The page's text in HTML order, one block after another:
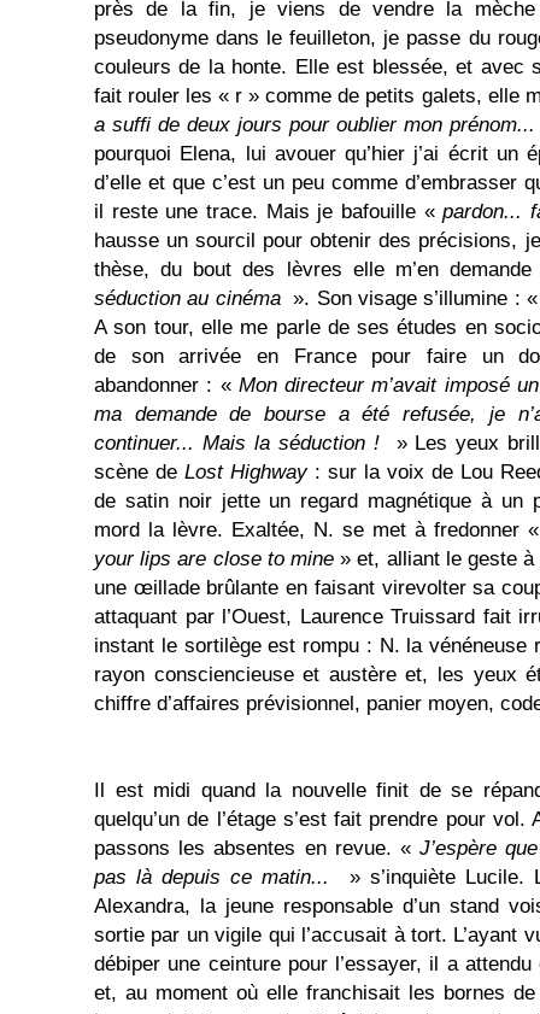
près de la fin, je viens de vendre la
pseudonyme dans le feuilleton, je passe du
couleurs de la honte. Elle est blessée, et avec
fait rouler les « r » comme de petits galets, elle
a suffi de deux jours pour oublier mon
pourquoi Elena, lui avouer qu’hier j’ai écrit un
d’elle et que c’est un peu comme d’embrasser
il reste une trace. Mais je bafouille «pardon...
hausse un sourcil pour obtenir des précisions,
thèse, du bout des lèvres elle m’en
séduction au cinéma ». Son visage s’illumine :
A son tour, elle me parle de ses études en
de son arrivée en France pour faire un
abandonner : « Mon directeur m’avait imposé
ma demande de bourse a été refusée, je
continuer... Mais la séduction !
» Les yeux
scène de Lost Highway: sur la voix de Lou
de satin noir jette un regard magnétique à un
mord la lèvre. Exaltée, N. se met à fredonner
your lips are close to mine» et, alliant le geste à
une œillade brûlante en faisant virevolter sa
attaquant par l’Ouest, Laurence Truissard fait
instant le sortilège est rompu : N. la vénéneuse
rayon consciencieuse et austère et, les yeux
chiffre d’affaires prévisionnel, panier moyen,
Il est midi quand la nouvelle finit de se
quelqu’un de l’étage s’est fait prendre pour
passons les absentes en revue. « J’espère
pas là depuis ce matin...
» s’inquiète Lucile.
Alexandra, la jeune responsable d’un stand
sortie par un vigile qui l’accusait à tort. L’ayant
débiper une ceinture pour l’essayer, il a
et, au moment où elle franchisait les bornes